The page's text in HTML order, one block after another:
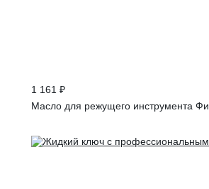
1 161 ₽
Масло для режущего инструмента